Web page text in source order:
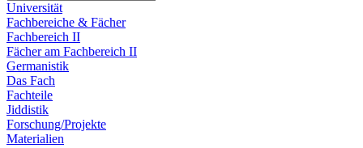
Universität
Fachbereiche & Fächer
Fachbereich II
Fächer am Fachbereich II
Germanistik
Das Fach
Fachteile
Jiddistik
Forschung/Projekte
Materialien